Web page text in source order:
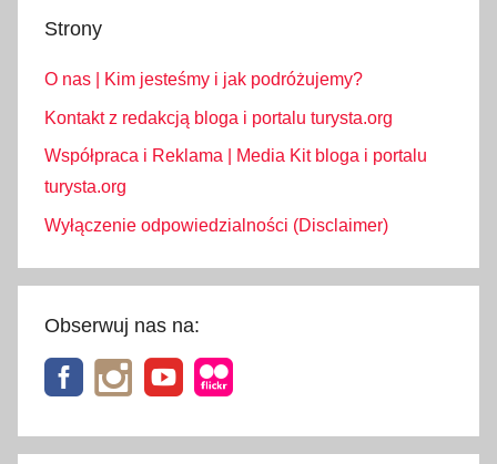
Strony
O nas | Kim jesteśmy i jak podróżujemy?
Kontakt z redakcją bloga i portalu turysta.org
Współpraca i Reklama | Media Kit bloga i portalu
turysta.org
Wyłączenie odpowiedzialności (Disclaimer)
Obserwuj nas na: